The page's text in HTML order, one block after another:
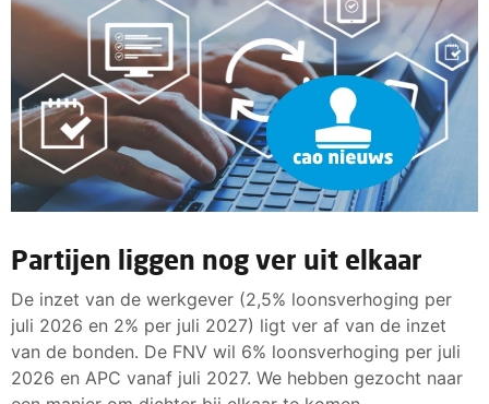
Partijen liggen nog ver uit elkaar
De inzet van de werkgever (2,5% loonsverhoging per
juli 2026 en 2% per juli 2027) ligt ver af van de inzet
van de bonden. De FNV wil 6% loonsverhoging per juli
2026 en APC vanaf juli 2027. We hebben gezocht naar